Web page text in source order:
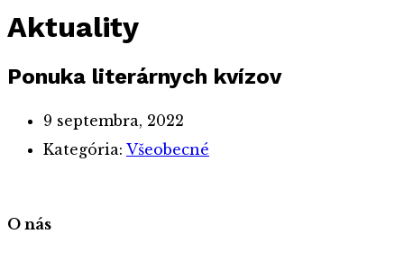
Aktuality
Ponuka literárnych kvízov
9 septembra, 2022
Kategória: Všeobecné
O nás